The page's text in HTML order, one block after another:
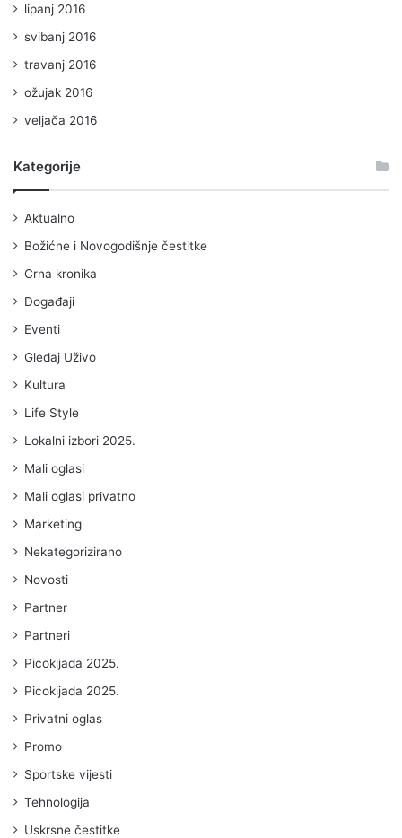
lipanj 2016
svibanj 2016
travanj 2016
ožujak 2016
veljača 2016
Kategorije
Aktualno
Božićne i Novogodišnje čestitke
Crna kronika
Događaji
Eventi
Gledaj Uživo
Kultura
Life Style
Lokalni izbori 2025.
Mali oglasi
Mali oglasi privatno
Marketing
Nekategorizirano
Novosti
Partner
Partneri
Picokijada 2025.
Picokijada 2025.
Privatni oglas
Promo
Sportske vijesti
Tehnologija
Uskrsne čestitke